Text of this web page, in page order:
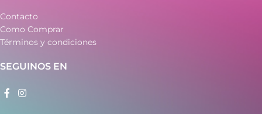
Contacto
Como Comprar
Términos y condiciones
SEGUINOS EN